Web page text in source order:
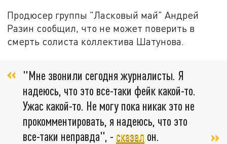
Продюсер группы "Ласковый май" Андрей
Разин сообщил, что не может поверить в
смерть солиста коллектива Шатунова.
"Мне звонили сегодня журналисты. Я
надеюсь, что это все-таки фейк какой-то.
Ужас какой-то. Не могу пока никак это не
прокомментировать, я надеюсь, что это
все-таки неправда", - сказал он.